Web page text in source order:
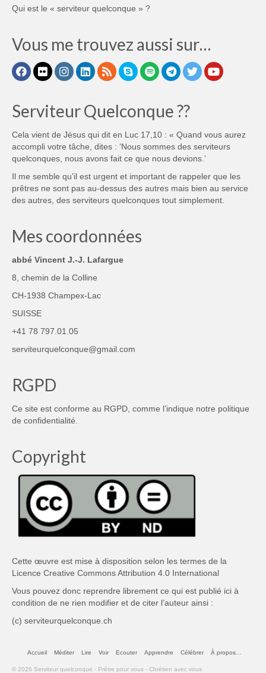
Qui est le « serviteur quelconque » ?
Vous me trouvez aussi sur…
Serviteur Quelconque ??
Cela vient de Jésus qui dit en Luc 17,10 : « Quand vous aurez
accompli votre tâche, dites : ‘Nous sommes des serviteurs
quelconques, nous avons fait ce que nous devions.’
Il me semble qu’il est urgent et important de rappeler que les
prêtres ne sont pas au-dessus des autres mais bien au service
des autres, des serviteurs quelconques tout simplement.
Mes coordonnées
abbé Vincent J.-J. Lafargue
8, chemin de la Colline
CH-1938 Champex-Lac
SUISSE
+41 78 797.01.05
serviteurquelconque@gmail.com
RGPD
Ce site est conforme au RGPD, comme l’indique notre politique
de confidentialité
Copyright
Cette œuvre est mise à disposition selon les termes de la
Licence Creative Commons Attribution 4.0 International
Vous pouvez donc reprendre librement ce qui est publié ici à
condition de ne rien modifier et de citer l’auteur ainsi :
(c) serviteurquelconque.ch
Accueil Méditer Lire Voir Ecouter Apprendre Célébrer À propos…
© 2026 Serviteur quelconque - Prêtre pour vous - Chrétien avec vous